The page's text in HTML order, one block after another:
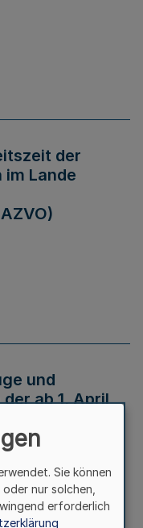
der
im Lande
und
ab 1. April
Sie können
nur solchen,
erforderlich